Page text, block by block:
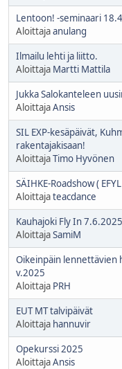
Lentoon! -seminaari
Aloittajaanulang
Ilmailu lehti ja liitto.
Aloittaja Martti Mattila
Jukka Salokanteleen
AloittajaAnsis
SIL EXP-kesäpäivät,
rakentajakisaan!
AloittajaTimo Hyvönen
SÄIHKE-Roadshow (
Aloittajateacdance
Kauhajoki Fly In 7.6.2025
AloittajaSamiM
Oikeinpäin lennettävien
v.2025
Aloittaja PRH
EUT MT talvipäivät
Aloittaja hannuvir
Opekurssi 2025
AloittajaAnsis